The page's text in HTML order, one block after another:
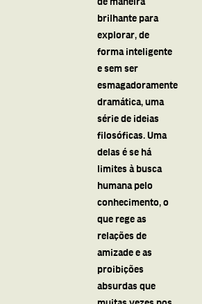
brilhante para
explorar, de
forma inteligente
e sem ser
esmagadoramente
dramática, uma
série de ideias
filosóficas. Uma
delas é se há
limites à busca
humana pelo
conhecimento, o
que rege as
relações de
amizade e as
proibições
absurdas que